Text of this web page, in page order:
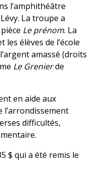
l’amphithéâtre
La troupe a
Le prénom. La
élèves de l’école
amassé (droits
Le Grenierde
en aide aux
l’arrondissement
difficultés,
$ qui a été remis le